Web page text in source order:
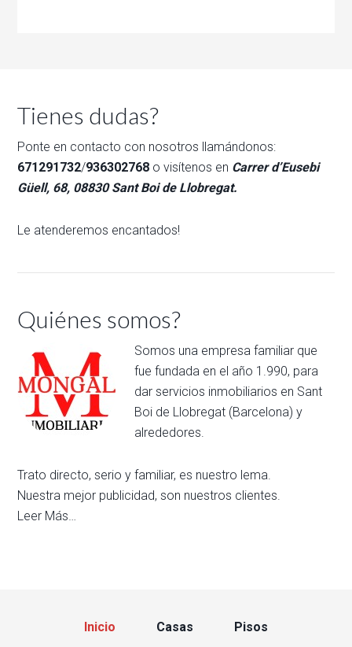
Tienes dudas?
Ponte en contacto con nosotros llamándonos:
671291732/936302768 o visítenos en Carrer d’Eusebi
Güell, 68, 08830 Sant Boi de Llobregat.
Le atenderemos encantados!
Quiénes somos?
Somos una empresa familiar que
fue fundada en el año 1.990, para
dar servicios inmobiliarios en Sant
Boi de Llobregat (Barcelona) y
alrededores.
Trato directo, serio y familiar, es nuestro lema.
Nuestra mejor publicidad, son nuestros clientes.
Leer Más…
Inicio Casas
Pisos